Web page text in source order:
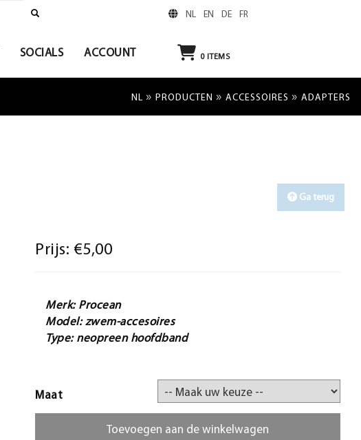
NL EN DE FR
SOCIALS ACCOUNT 0ITEMS
NL » PRODUCTEN » ACCESSOIRES » ADAPTERS
Ga terug
Prijs: €5,00
Merk: Procean
Model: zwem-accesoires
Type: neopreen hoofdband
Maat
Toevoegen aan de winkelwagen